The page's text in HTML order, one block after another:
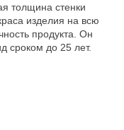
толщина стенки
изделия на всю
продукта. Он
сроком до 25 лет.